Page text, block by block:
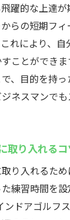
躍的な上達
らの短期フ
れにより、
ことができ
、目的を持
ネスマンで
取り入れるコ
り入れるた
練習時間を
ンドアゴルフ